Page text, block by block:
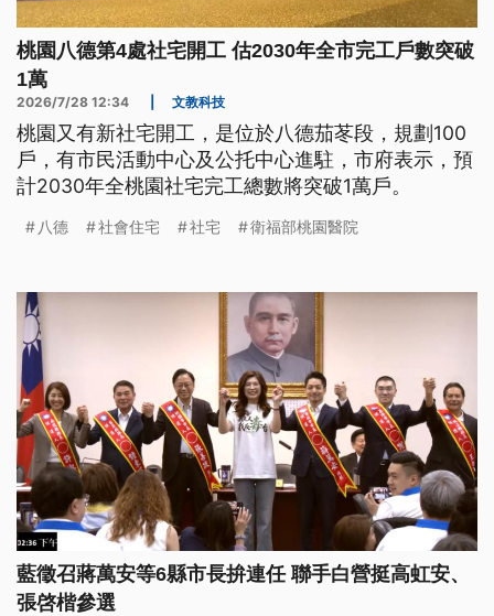
桃園八德第4處社宅開工 估2030年全市完工戶數突破
1萬
2026/7/28 12:34 文教科技
桃園又有新社宅開工，是位於八德茄苳段，規劃100
戶，有市民活動中心及公托中心進駐，市府表示，預
計2030年全桃園社宅完工總數將突破1萬戶。
八德 社會住宅 社宅 衛福部桃園醫院
藍徵召蔣萬安等6縣市長拚連任 聯手白營挺高虹安、
張啓楷參選